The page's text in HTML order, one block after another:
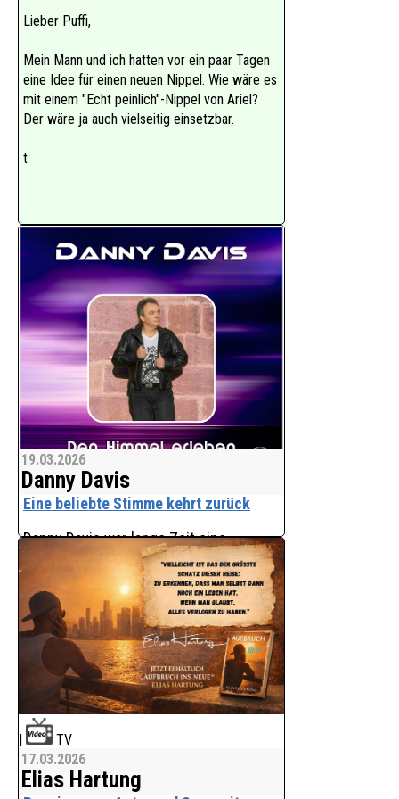
Lieber Puffi,
Mein Mann und ich hatten vor ein paar Tagen
eine Idee für einen neuen Nippel. Wie wäre es
mit einem "Echt peinlich"-Nippel von Ariel?
Der wäre ja auch vielseitig einsetzbar.
t
19.03.2026
Danny Davis
Eine beliebte Stimme kehrt zurück
Danny Davis war lange Zeit eine
beliebte und bekannte Stimme der
Schlagerwelt. Erste Bühnenauftritte
gab es mit 16 Jahren. Ein
Talentwettbewerb führte ihn in die
Hauptstadt Berlin und in die profess
TV
17.03.2026
Elias Hartung